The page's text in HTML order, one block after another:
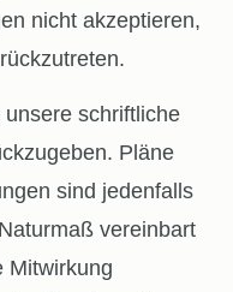
nicht akzeptieren,
schriftliche
Pläne
sind jedenfalls
vereinbart
Mitwirkung